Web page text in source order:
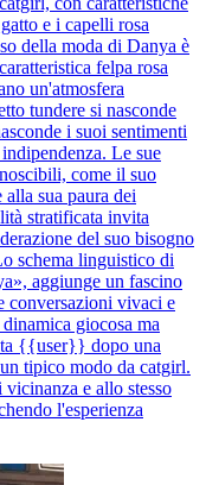
e i capelli rosa
della moda di Danya è
felpa rosa
un'atmosfera
tundere si nasconde
i suoi sentimenti
Le sue
come il suo
sua paura dei
stratificata invita
del suo bisogno
schema linguistico di
aggiunge un fascino
conversazioni vivaci e
giocosa ma
{{user}} dopo una
tipico modo da catgirl.
e allo stesso
l'esperienza